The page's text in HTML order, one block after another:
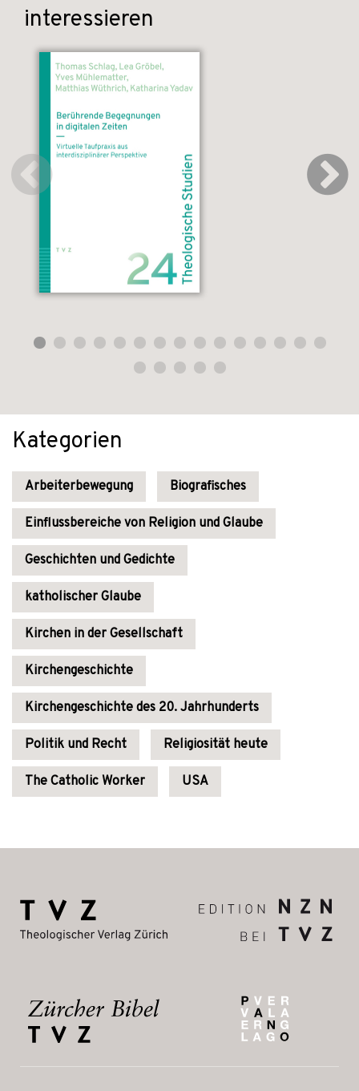
interessieren
Kategorien
Arbeiterbewegung Biografisches
Einflussbereiche von Religion und Glaube
Geschichten und Gedichte
katholischer Glaube
Kirchen in der Gesellschaft
Kirchengeschichte
Kirchengeschichte des 20. Jahrhunderts
Politik und Recht Religiosität heute
The Catholic Worker USA